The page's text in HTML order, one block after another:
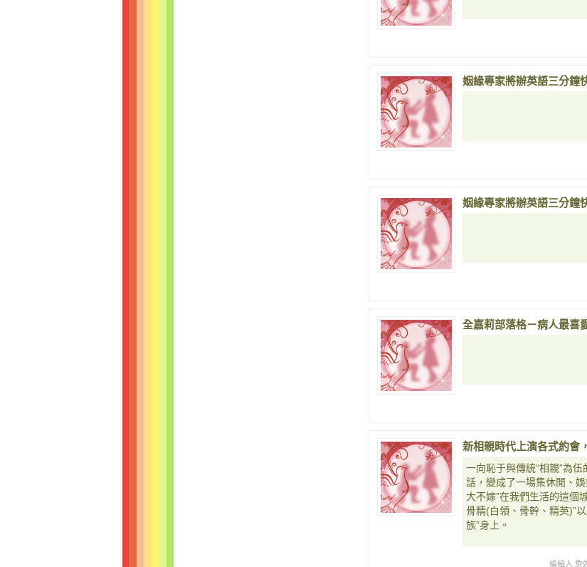
姻緣專家將辦英語三分鐘
姻緣專家將辦英語三分鐘
全嘉莉部落格－病人最喜
新相親時代上演各式約會
一向恥于與傳統“相親”為
話，變成了一場集休閒、
大不嫁”在我們生活的這個
骨精(白領、骨幹、精英)”
族”身上。
編輯人 詹